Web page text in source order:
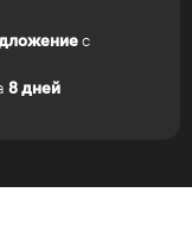
с
8 дней